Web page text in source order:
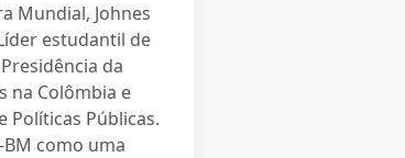
Mundial, Johnes
estudantil de
da
na Colômbia e
Políticas Públicas.
como uma